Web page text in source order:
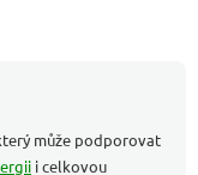
může podporovat
i celkovou